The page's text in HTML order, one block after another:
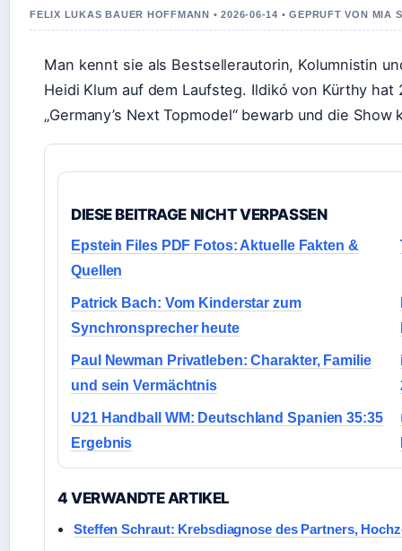
FELIX LUKAS BAUER HOFFMANN • 2026-06-14 • GEPRUFT VON MIA
Man kennt sie als Bestsellerautorin, Kolumnistin
Heidi Klum auf dem Laufsteg. Ildikó von Kürthy
„Germany’s Next Topmodel“ bewarb und die
DIESE BEITRAGE NICHT VERPASSEN
Epstein Files PDF Fotos: Aktuelle Fakten &
Quellen
Patrick Bach: Vom Kinderstar zum
Synchronsprecher heute
Paul Newman Privatleben: Charakter, Familie
und sein Vermächtnis
U21 Handball WM: Deutschland Spanien 35:35
Ergebnis
4 VERWANDTE ARTIKEL
Steffen Schraut: Krebsdiagnose des Partners,